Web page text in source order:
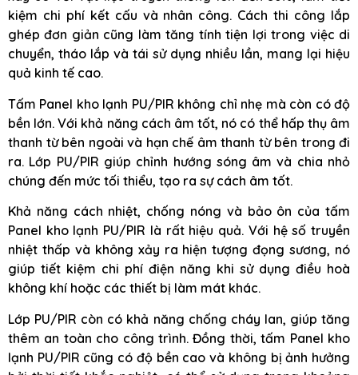
kiệm chi phí kết cấu và nhân công. Cách thi công lắp
ghép đơn giản cũng làm tăng tính tiện lợi trong việc di
chuyển, tháo lắp và tái sử dụng nhiều lần, mang lại hiệu
quả kinh tế cao.
Tấm Panel kho lạnh PU/PIR không chỉ nhẹ mà còn có độ
bền lớn. Với khả năng cách âm tốt, nó có thể hấp thụ âm
thanh từ bên ngoài và hạn chế âm thanh từ bên trong đi
ra. Lớp PU/PIR giúp chỉnh hướng sóng âm và chia nhỏ
chúng đến mức tối thiểu, tạo ra sự cách âm tốt.
Khả năng cách nhiệt, chống nóng và bảo ôn của tấm
Panel kho lạnh PU/PIR là rất hiệu quả. Với hệ số truyền
nhiệt thấp và không xảy ra hiện tượng đọng sương, nó
giúp tiết kiệm chi phí điện năng khi sử dụng điều hoà
không khí hoặc các thiết bị làm mát khác.
Lớp PU/PIR còn có khả năng chống cháy lan, giúp tăng
thêm an toàn cho công trình. Đồng thời, tấm Panel kho
lạnh PU/PIR cũng có độ bền cao và không bị ảnh hưởng